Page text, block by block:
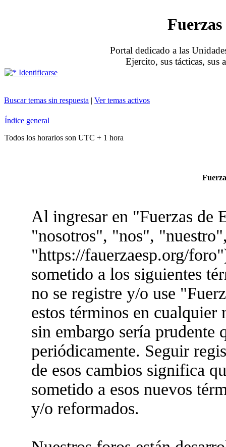
Portal dedicado a las
Ejercito, sus tácticas, sus
Identificarse
Buscar temas sin respuesta | Ver temas activos
Índice general
Todos los horarios son UTC + 1 hora
Al ingresar en "Fuerzas de
"nosotros", "nos",
"https://fauerzaesp.org/
sometido a los siguientes
no se registre y/o use
estos términos en
sin embargo sería prudente
periódicamente. Seguir
de esos cambios significa
sometido a esos nuevos
y/o reformados.